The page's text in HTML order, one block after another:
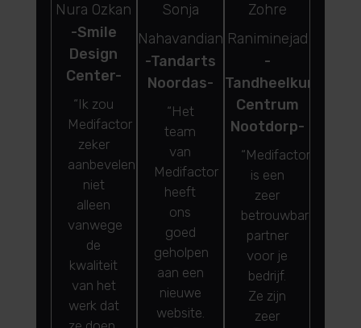
Nura Ozkan
-Smile
Design
Center-
“Ik zou
Medifactor
zeker
aanbevelen,
niet
alleen
vanwege
de
kwaliteit
van het
werk dat
Sonja
Nahavandian
-Tandarts
Noordas-
“Het
team
van
Medifactor
heeft
ons
goed
geholpen
aan een
nieuwe
website.
Zohre
Raniminejad
-
Tandheelkundig
Centrum
Nootdorp-
“Medifactor
is een
zeer
betrouwbare
partner
voor je
bedrijf.
Ze zijn
zeer